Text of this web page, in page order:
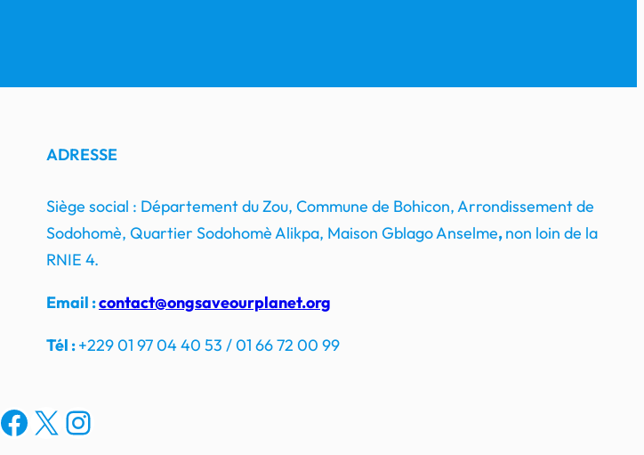
ADRESSE
Siège social : Département du Zou, Commune de Bohicon, Arrondissement de
Sodohomè, Quartier Sodohomè Alikpa, Maison Gblago Anselme,non loin de la
RNIE 4.
Email :contact@ongsaveourplanet.org
Tél :+229 01 97 04 40 53 / 01 66 72 00 99
Facebook
X Instagram